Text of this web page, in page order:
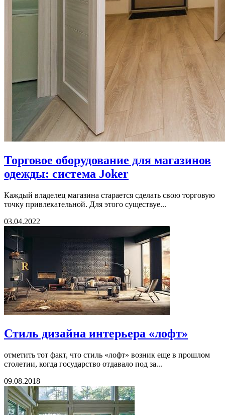
Торговое оборудование для магазинов
одежды: система Joker
Каждый владелец магазина старается сделать свою торговую
точку привлекательной. Для этого существуе...
03.04.2022
Стиль дизайна интерьера «лофт»
отметить тот факт, что стиль «лофт» возник еще в прошлом
столетии, когда государство отдавало под за...
09.08.2018